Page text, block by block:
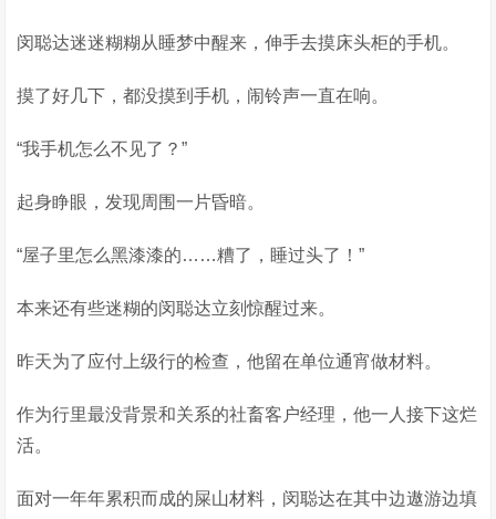
闵聪达迷迷糊糊从睡梦中醒来，伸手去摸床头柜的手机。
摸了好几下，都没摸到手机，闹铃声一直在响。
“我手机怎么不见了？”
起身睁眼，发现周围一片昏暗。
“屋子里怎么黑漆漆的……糟了，睡过头了！”
本来还有些迷糊的闵聪达立刻惊醒过来。
昨天为了应付上级行的检查，他留在单位通宵做材料。
作为行里最没背景和关系的社畜客户经理，他一人接下这烂
活。
面对一年年累积而成的屎山材料，闵聪达在其中边遨游边填